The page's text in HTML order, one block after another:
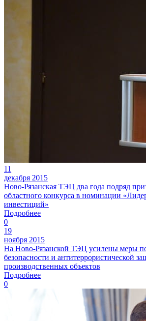
11
декабря 2015
Ново-Рязанская ТЭЦ два года подряд
областного конкурса в номинации
инвестиций»
Подробнее
0
19
ноября 2015
На Ново-Рязанской ТЭЦ усилены меры
безопасности и антитеррористической
производственных объектов
Подробнее
0